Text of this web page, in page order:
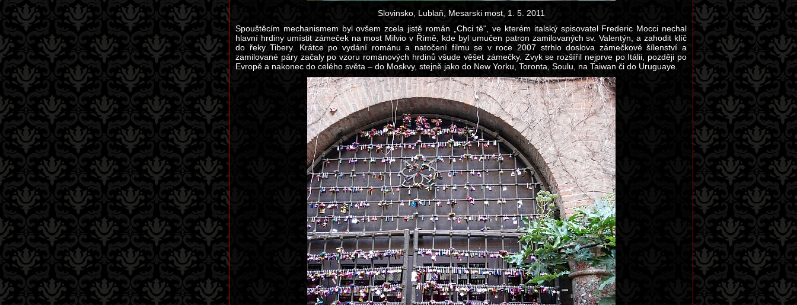
Slovinsko, Lublaň, Mesarski most, 1. 5. 2011
Spouštěcím mechanismem byl ovšem zcela jistě román „Chci tě“, ve kterém italský spisovatel Frederic Mocci nechal
hlavní hrdiny umístit zámeček na most Milvio v Římě, kde byl umučen patron zamilovaných sv. Valentýn, a zahodit klíč
do řeky Tibery. Krátce po vydání románu a natočení filmu se v roce 2007 strhlo doslova zámečkové šílenství a
zamilované páry začaly po vzoru románových hrdinů všude věšet zámečky. Zvyk se rozšířil nejprve po Itálii, později po
Evropě a nakonec do celého světa – do Moskvy, stejně jako do New Yorku, Toronta, Soulu, na Taiwan či do Uruguaye.